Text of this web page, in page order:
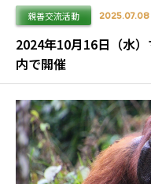
親善交流活動 2025.07.08
2024年10月16日（水
内で開催